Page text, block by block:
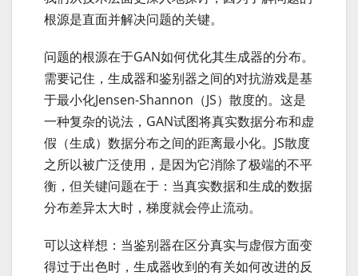
根源是直面并解决问题的关键。
问题的根源在于GAN如何优化其生成器的分布。
需要记住，生成器和鉴别器之间的对抗游戏是基
于最小化Jensen-Shannon（JS）散度的。这是
一种复杂的说法，GAN试图将真实数据分布和虚
假（生成）数据分布之间的距离最小化。JS散度
之所以被广泛使用，是因为它消除了极端的不平
衡，但关键问题在于：当真实数据和生成的数据
分布差异太大时，梯度就会停止流动。
可以这样想：当鉴别器在区分真实与虚假方面变
得过于出色时，生成器收到的有关如何改进的反